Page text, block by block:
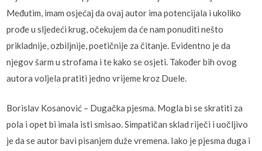
Međutim, imam osjećaj da ovaj autor ima potencijala i ukoliko
prođe u sljedeći krug, očekujem da će nam ponuditi nešto
prikladnije, ozbiljnije, poetičnije za čitanje. Evidentno je da
njegov šarm u strofama i te kako se osjeti. Također bih ovog
autora voljela pratiti jedno vrijeme kroz Duele.
Borislav Kosanović – Dugačka pjesma. Mogla bi se skratiti za
pola i opet bi imala isti smisao. Simpatičan sklad riječi i uočljivo
je da se autor bavi pisanjem duže vremena. Iako je pjesma duga i